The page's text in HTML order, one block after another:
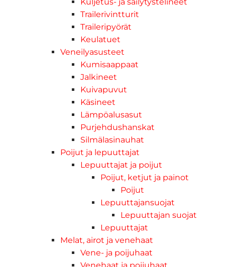
Trailerivintturit
Traileripyörät
Keulatuet
Veneilyasusteet
Kumisaappaat
Jalkineet
Kuivapuvut
Käsineet
Lämpöalusasut
Purjehdushanskat
Silmälasinauhat
Poijut ja lepuuttajat
Lepuuttajat ja poijut
Poijut, ketjut ja painot
Poijut
Lepuuttajansuojat
Lepuuttajan suojat
Lepuuttajat
Melat, airot ja venehaat
Vene- ja poijuhaat